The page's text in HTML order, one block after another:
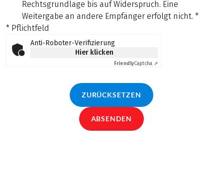
Rechtsgrundlage bis auf Widerspruch. Eine
Weitergabe an andere Empfänger erfolgt nicht. *
* Pflichtfeld
Anti-Roboter-Verifizierung
Hier klicken
FriendlyCaptcha ⇗
ZURÜCKSETZEN
ABSENDEN